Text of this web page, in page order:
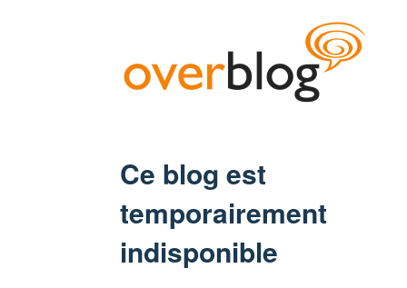
Ce blog est
temporairement
indisponible